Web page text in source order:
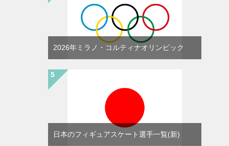
2026年ミラノ・コルティナオリンピック
日本のフィギュアスケート選手一覧(新)